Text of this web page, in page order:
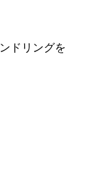
ドリングを